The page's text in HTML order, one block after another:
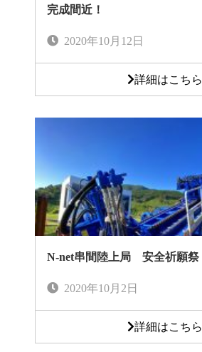
完成間近！
2020年10月12日
詳細はこちら
N-net串間陸上局 安全祈願祭
2020年10月2日
詳細はこちら